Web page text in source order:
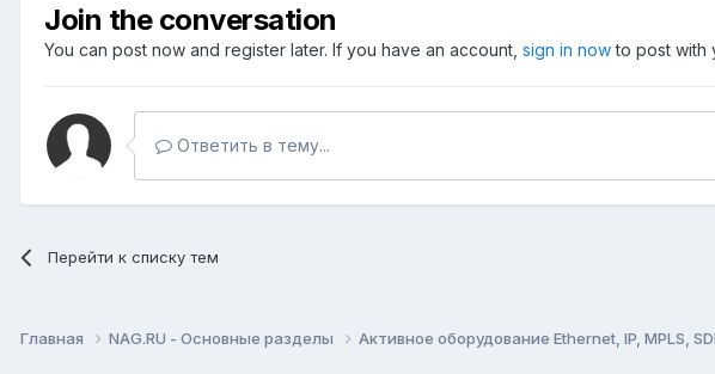
Join the conversation
You can post now and register later. If you have an account, sign in nowto post with
Ответить в тему...
Перейти к списку тем
Главная NAG.RU - Основные разделы Активное оборудование Ethernet, IP, MPLS,